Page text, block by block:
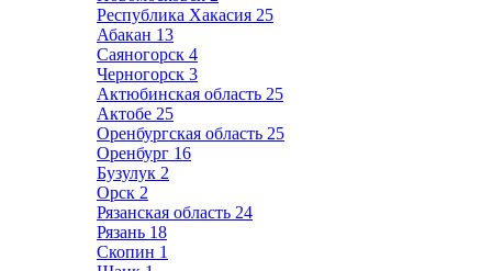
Республика Хакасия 25
Абакан 13
Саяногорск 4
Черногорск 3
Актюбинская область 25
Актобе 25
Оренбургская область 25
Оренбург 16
Бузулук 2
Орск 2
Рязанская область 24
Рязань 18
Скопин 1